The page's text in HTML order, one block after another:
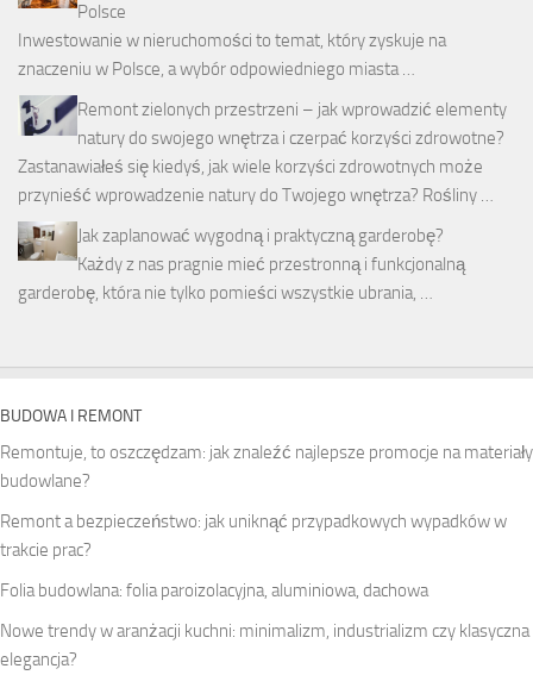
Polsce
Inwestowanie w nieruchomości to temat, który zyskuje na
znaczeniu w Polsce, a wybór odpowiedniego miasta …
Remont zielonych przestrzeni – jak wprowadzić elementy
natury do swojego wnętrza i czerpać korzyści zdrowotne?
Zastanawiałeś się kiedyś, jak wiele korzyści zdrowotnych może
przynieść wprowadzenie natury do Twojego wnętrza? Rośliny …
Jak zaplanować wygodną i praktyczną garderobę?
Każdy z nas pragnie mieć przestronną i funkcjonalną
garderobę, która nie tylko pomieści wszystkie ubrania, …
BUDOWA I REMONT
Remontuje, to oszczędzam: jak znaleźć najlepsze promocje na materiały
budowlane?
Remont a bezpieczeństwo: jak uniknąć przypadkowych wypadków w
trakcie prac?
Folia budowlana: folia paroizolacyjna, aluminiowa, dachowa
Nowe trendy w aranżacji kuchni: minimalizm, industrializm czy klasyczna
elegancja?